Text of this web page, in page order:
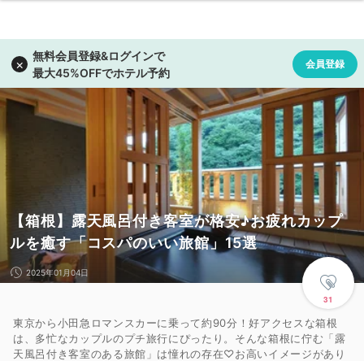
【箱根】露天風呂付き客室が格安♪お疲れカップ
ルを癒す「コスパのいい旅館」15選
31
2025年01月04日
東京から小田急ロマンスカーに乗って約90分！好アクセスな箱根
は、多忙なカップルのプチ旅行にぴったり。そんな箱根に佇む「露
天風呂付き客室のある旅館」は憧れの存在♡お高いイメージがあり